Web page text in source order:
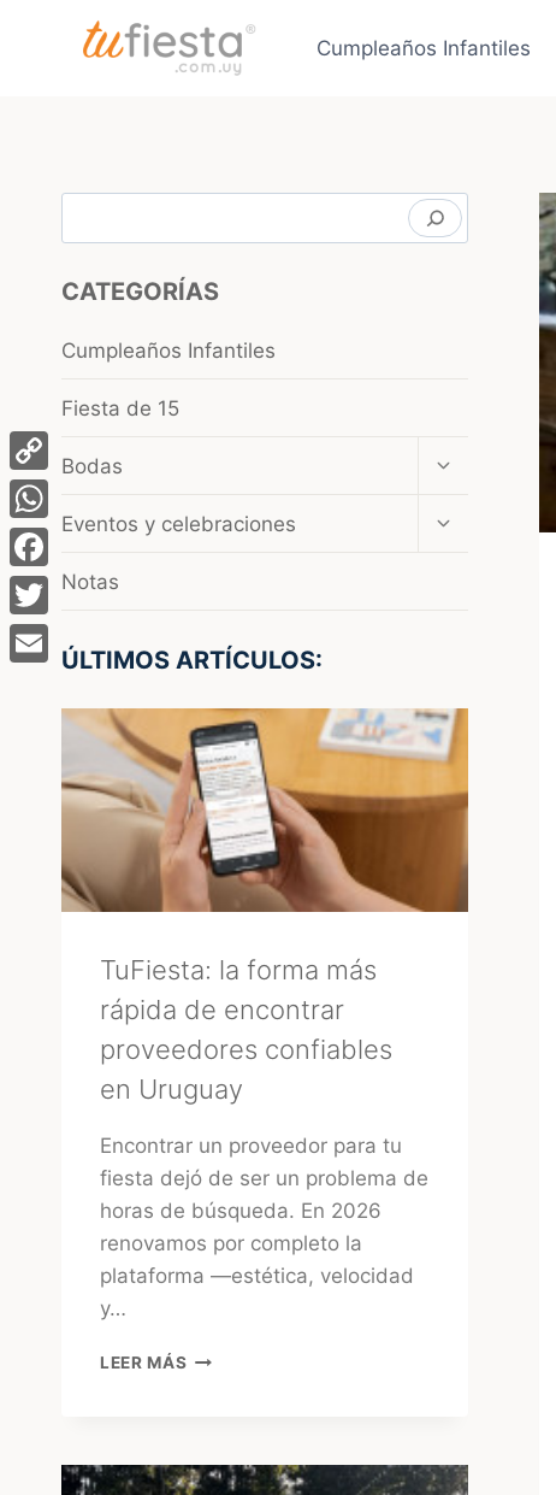
Cumpleaños Infantiles
CATEGORÍAS
Cumpleaños Infantiles
Fiesta de 15
Bodas
Ampliar
hijo
Eventos y celebraciones
Ampliar
Notas
ÚLTIMOS ARTÍCULOS:
TuFiesta: la forma más
rápida de encontrar
proveedores confiables
en Uruguay
Encontrar un proveedor para tu
fiesta dejó de ser un problema de
horas de búsqueda. En 2026
renovamos por completo la
plataforma —estética, velocidad
y…
LEER MÁS TUFIESTA:
DE
Copy
Link
WhatsApp
Facebook
Twitter